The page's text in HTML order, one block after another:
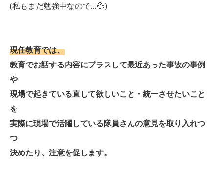
(私もまだ勉強中なので…💦)
現任教育では、
教育でお話する内容にプラスして最近あった事故の事例
や
現場で起きている直して欲しいこと・統一させたいこと
を
実際に現場で活躍している隊員さんの意見を取り入れつ
つ
決めたり、注意を促します。